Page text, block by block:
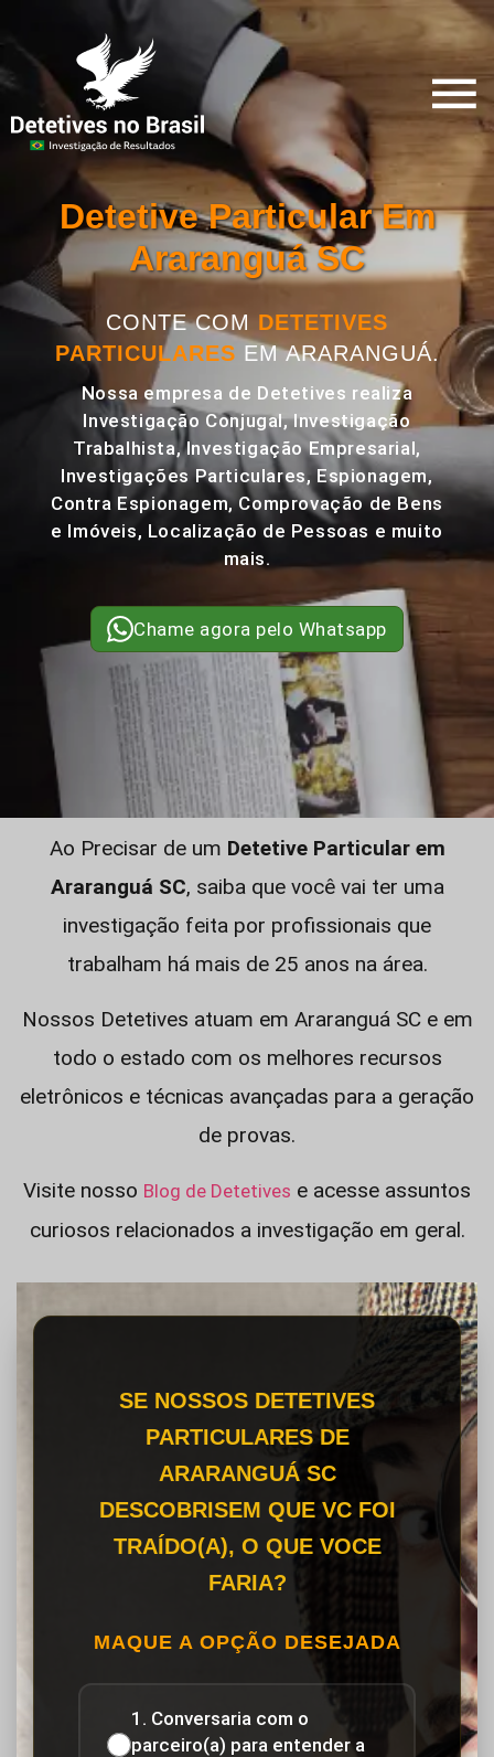
Detetive Particular Em
Araranguá SC
CONTE COM DETETIVES
PARTICULARES EM ARARANGUÁ.
Nossa empresa de Detetives realiza
Investigação Conjugal, Investigação
Trabalhista, Investigação Empresarial,
Investigações Particulares, Espionagem,
Contra Espionagem, Comprovação de Bens
e Imóveis, Localização de Pessoas e muito
mais.
Chame agora pelo Whatsapp
Ao Precisar de um Detetive Particular em
Araranguá SC, saiba que você vai ter uma
investigação feita por profissionais que
trabalham há mais de 25 anos na área.
Nossos Detetives atuam em Araranguá SC e em
todo o estado com os melhores recursos
eletrônicos e técnicas avançadas para a geração
de provas.
Visite nosso Blog de Detetives e acesse assuntos
curiosos relacionados a investigação em geral.
SE NOSSOS DETETIVES
PARTICULARES DE
ARARANGUÁ SC
DESCOBRISEM QUE VC FOI
TRAÍDO(A), O QUE VOCE
FARIA?
MAQUE A OPÇÃO DESEJADA
1. Conversaria com o
parceiro(a) para entender a